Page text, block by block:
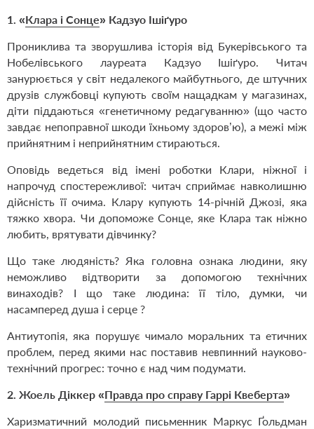
1. «Клара і Сонце» Кадзуо Ішіґуро
Прониклива та зворушлива історія від Букерівського та
Нобелівського лауреата Кадзуо Ішіґуро. Читач
занурюється у світ недалекого майбутнього, де штучних
друзів службовці купують своїм нащадкам у магазинах,
діти піддаються «генетичному редагуванню» (що часто
завдає непоправної шкоди їхньому здоров’ю), а межі між
прийнятним і неприйнятним стираються.
Оповідь ведеться від імені роботки Клари, ніжної і
напрочуд спостережливої: читач сприймає навколишню
дійсність її очима. Клару купують 14-річній Джозі, яка
тяжко хвора. Чи допоможе Сонце, яке Клара так ніжно
любить, врятувати дівчинку?
Що таке людяність? Яка головна ознака людини, яку
неможливо відтворити за допомогою технічних
винаходів? І що таке людина: її тіло, думки, чи
насамперед душа і серце ?
Антиутопія, яка порушує чимало моральних та етичних
проблем, перед якими нас поставив невпинний науково-
технічний прогрес: точно є над чим подумати.
2. Жоель Діккер «Правда про справу Гаррі Квеберта»
Харизматичний молодий письменник Маркус Ґольдман